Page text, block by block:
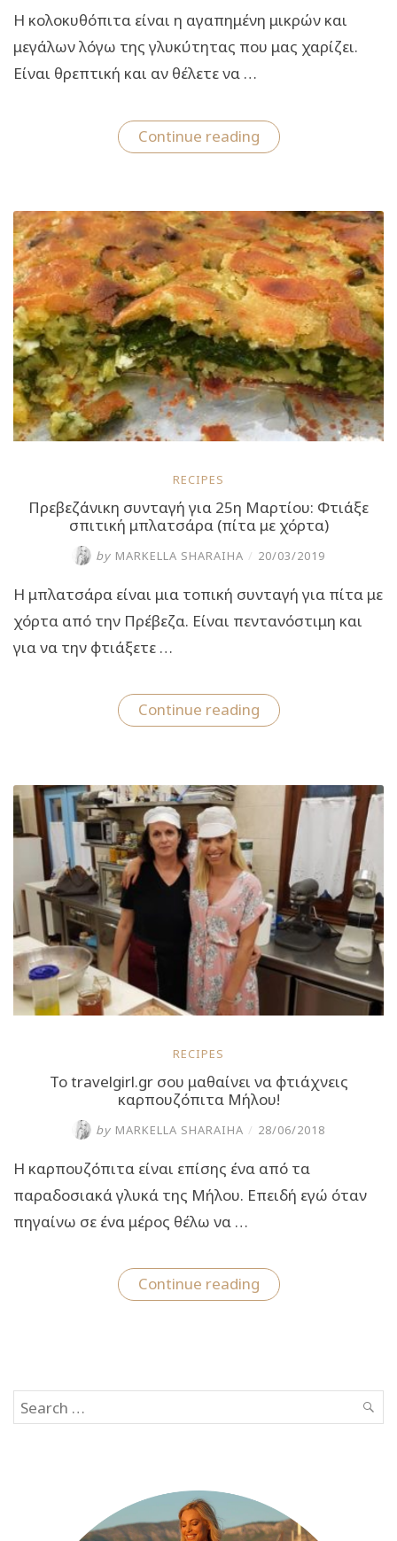
Η κολοκυθόπιτα είναι η αγαπημένη μικρών και
μεγάλων λόγω της γλυκύτητας που μας χαρίζει.
Είναι θρεπτική και αν θέλετε να …
Continue reading“Συνταγή
για
RECIPES
Πρεβεζάνικη συνταγή για 25η Μαρτίου: Φτιάξε
σπιτική μπλατσάρα (πίτα με χόρτα)
by MARKELLA SHARAIHA / 20/03/2019
Η μπλατσάρα είναι μια τοπική συνταγή για πίτα με
χόρτα από την Πρέβεζα. Είναι πεντανόστιμη και
για να την φτιάξετε …
Continue reading“Πρεβεζάνικη
συνταγή
Φτιάξε
σπιτική
μπλατσάρα
(πίτα
χόρτα)”
RECIPES
To travelgirl.gr σου μαθαίνει να φτιάχνεις
καρπουζόπιτα Μήλου!
by MARKELLA SHARAIHA / 28/06/2018
Η καρπουζόπιτα είναι επίσης ένα από τα
παραδοσιακά γλυκά της Μήλου. Επειδή εγώ όταν
πηγαίνω σε ένα μέρος θέλω να …
Continue reading“To
travelgirl.gr
Μήλου!”
Search
for: